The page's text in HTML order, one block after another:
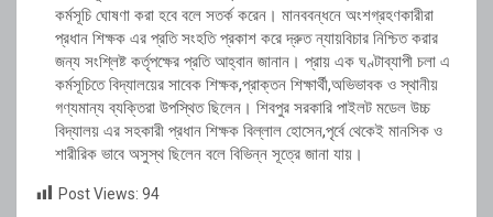
কর্মসূচি ঘোষণা করা হবে বলে সতর্ক করেন। মানববন্ধনে অংশগ্রহণকারীরা
প্রধান শিক্ষক এর প্রতি সংহতি প্রকাশ করে দ্রুত ন্যায়বিচার নিশ্চিত করার
জন্য সংশ্লিষ্ট কর্তৃপক্ষের প্রতি আহ্বান জানান। প্রায় এক ঘণ্টাব্যাপী চলা এ
কর্মসূচিতে বিদ্যালয়ের সাবেক শিক্ষক,প্রাক্তন শিক্ষার্থী,অভিভাবক ও স্থানীয়
গণ্যমান্য ব্যক্তিরা উপস্থিত ছিলেন। শিবপুর সরকারি পাইলট মডেল উচ্চ
বিদ্যালয় এর সহকারী প্রধান শিক্ষক বিল্লাল হোসেন,পৃর্বে থেকেই মানসিক ও
শারীরিক ভাবে অসুস্থ ছিলেন বলে বিভিন্ন সূত্রে জানা যায়।
Post Views: 94